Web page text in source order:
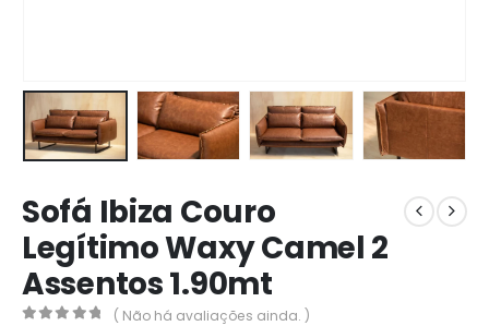
Sofá Ibiza Couro
Legítimo Waxy Camel 2
Assentos 1.90mt
( Não há avaliações ainda. )